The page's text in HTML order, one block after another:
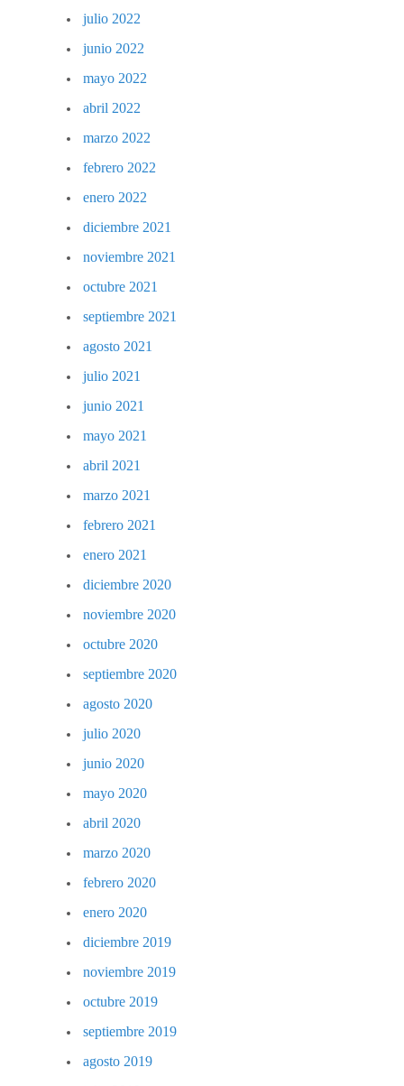
julio 2022
junio 2022
mayo 2022
abril 2022
marzo 2022
febrero 2022
enero 2022
diciembre 2021
noviembre 2021
octubre 2021
septiembre 2021
agosto 2021
julio 2021
junio 2021
mayo 2021
abril 2021
marzo 2021
febrero 2021
enero 2021
diciembre 2020
noviembre 2020
octubre 2020
septiembre 2020
agosto 2020
julio 2020
junio 2020
mayo 2020
abril 2020
marzo 2020
febrero 2020
enero 2020
diciembre 2019
noviembre 2019
octubre 2019
septiembre 2019
agosto 2019